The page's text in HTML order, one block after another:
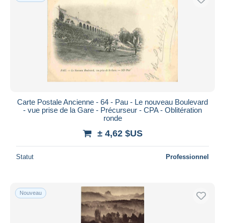
Carte Postale Ancienne - 64 - Pau - Le nouveau Boulevard
- vue prise de la Gare - Précurseur - CPA - Oblitération
ronde
± 4,62 $US
Statut Professionnel
Nouveau